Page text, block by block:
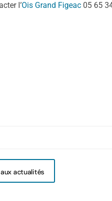
l’Ois Grand Figeac 05 65
actualités